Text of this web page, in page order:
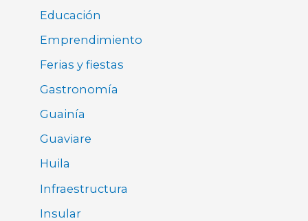
Educación
Emprendimiento
Ferias y fiestas
Gastronomía
Guainía
Guaviare
Huila
Infraestructura
Insular